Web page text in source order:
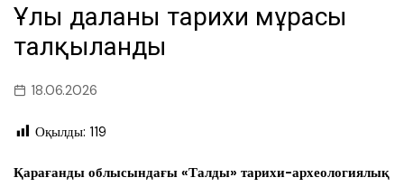
Ұлы даланың тарихи мұрасы
талқыланды
18.06.2026
Оқылды: 119
Қарағанды облысындағы «Талды» тарихи-археологиялық